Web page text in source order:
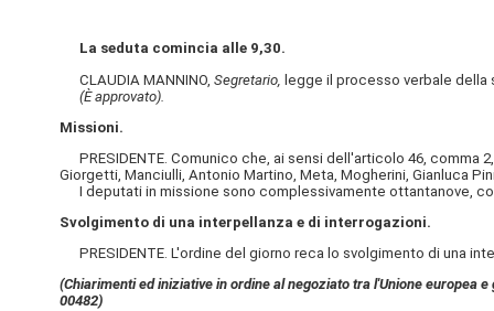
La seduta comincia alle 9,30.
CLAUDIA MANNINO, Segretario, legge il processo verbale della
(È approvato).
Missioni.
PRESIDENTE. Comunico che, ai sensi dell'articolo 46, comma
Giorgetti, Manciulli, Antonio Martino, Meta, Mogherini, Gianluca
I deputati in missione sono complessivamente ottantanove,
Svolgimento di una interpellanza e di interrogazioni.
PRESIDENTE. L'ordine del giorno reca lo svolgimento di una
(Chiarimenti ed iniziative in ordine al negoziato tra l'Unione
00482)